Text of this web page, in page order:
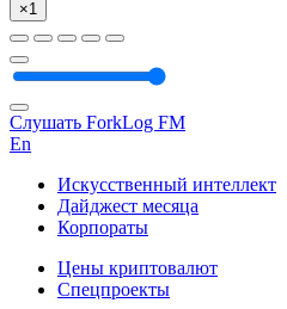
×1
Слушать ForkLog FM
En
Искусственный интеллект
Дайджест месяца
Корпораты
Цены криптовалют
Спецпроекты